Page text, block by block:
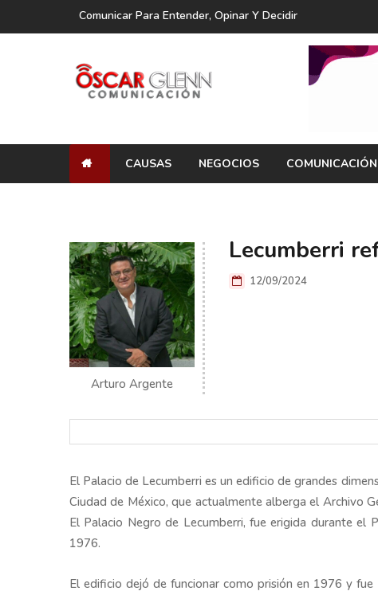
Comunicar Para Entender, Opinar Y Decidir
CAUSAS NEGOCIOS COMUNICACIÓN
Arturo Argente
Lecumberri
12/09/2024
El Palacio de Lecumberri es un edificio de grandes
Ciudad de México, que actualmente alberga el Archivo
El Palacio Negro de Lecumberri, fue erigida durante el
1976.
El edificio dejó de funcionar como prisión en 1976 y